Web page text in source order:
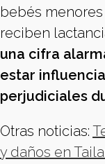
bebés
reciben
una cifra
estar
perjudiciales
Otras noticias:
y daños en